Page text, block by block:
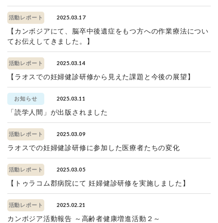
活動レポート 2025.03.17
【カンボジアにて、脳卒中後遺症をもつ方への作業療法につい
てお伝えしてきました。】
活動レポート 2025.03.14
【ラオスでの妊婦健診研修から見えた課題と今後の展望】
お知らせ 2025.03.11
「読学人間」が出版されました
活動レポート 2025.03.09
ラオスでの妊婦健診研修に参加した医療者たちの変化
活動レポート 2025.03.05
【トゥラコム郡病院にて 妊婦健診研修を実施しました】
活動レポート 2025.02.21
カンボジア活動報告 ～高齢者健康増進活動２～